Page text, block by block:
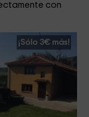
con
¡Sólo 3€ más!